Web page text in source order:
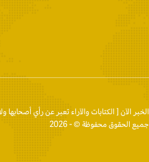
الخبر الآن [ الكتابات والآراء تعبر عن رأي
جميع الحقوق محفوظة © - 2026